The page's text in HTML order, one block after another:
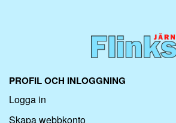
PROFIL OCH INLOGGNING
Logga in
Skapa webbkonto